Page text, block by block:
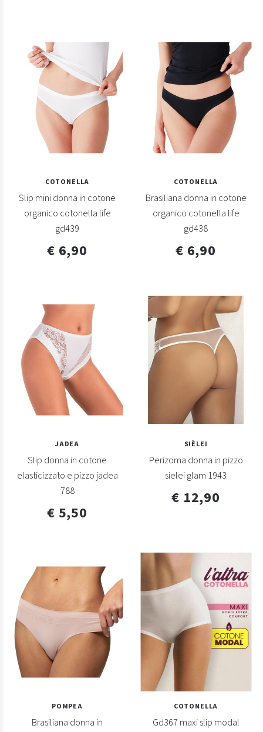
COTONELLA
Slip mini donna in cotone
organico cotonella life
gd439
€ 6,90
COTONELLA
Brasiliana donna in cotone
organico cotonella life
gd438
€ 6,90
JADEA
Slip donna in cotone
elasticizzato e pizzo jadea
788
€ 5,50
SIÈLEI
Perizoma donna in pizzo
sielei glam 1943
€ 12,90
POMPEA
Brasiliana donna in
COTONELLA
Gd367 maxi slip modal